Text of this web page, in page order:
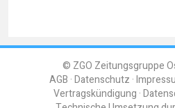
© ZGO Zeitungsgruppe
AGB Datenschutz
Vertragskündigung